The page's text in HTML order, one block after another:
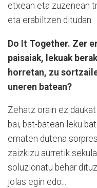
etxean eta zuzenean
eta erabiltzen ditudan.
Do It Together. Zer
paisaiak, lekuak
horretan, zu
uneren batean?
Zehatz orain ez
bai, bat-batean leku
ematen dutena
zaizkizu aurretik
soluzionatu behar
jolas egin edo...